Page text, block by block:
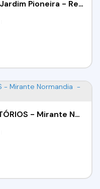
Apartamento - 02 Dorms - Jardim Pioneira - Residencial Portal Nobre - Cotia \ SP
APARTAMENTO - 02 DORMITÓRIOS - Mirante Normandia - COTIA/SP